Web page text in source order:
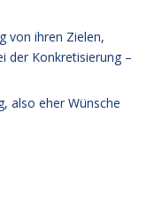
von ihren Zielen,
der Konkretisierung –
also eher Wünsche